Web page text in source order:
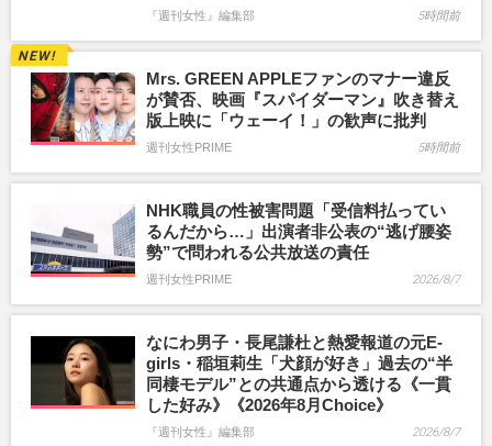
『週刊女性』編集部 5時間前
Mrs. GREEN APPLEファンのマナー違反
が賛否、映画『スパイダーマン』吹き替え
版上映に「ウェーイ！」の歓声に批判
週刊女性PRIME 5時間前
NHK職員の性被害問題「受信料払ってい
るんだから…」出演者非公表の“逃げ腰姿
勢”で問われる公共放送の責任
週刊女性PRIME 2026/8/7
なにわ男子・長尾謙杜と熱愛報道の元E-
girls・稲垣莉生「犬顔が好き」過去の“半
同棲モデル”との共通点から透ける《一貫
した好み》《2026年8月Choice》
『週刊女性』編集部 2026/8/7